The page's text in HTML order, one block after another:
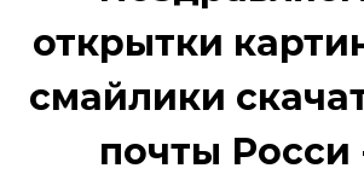
открытки
смайлики
почты Росси